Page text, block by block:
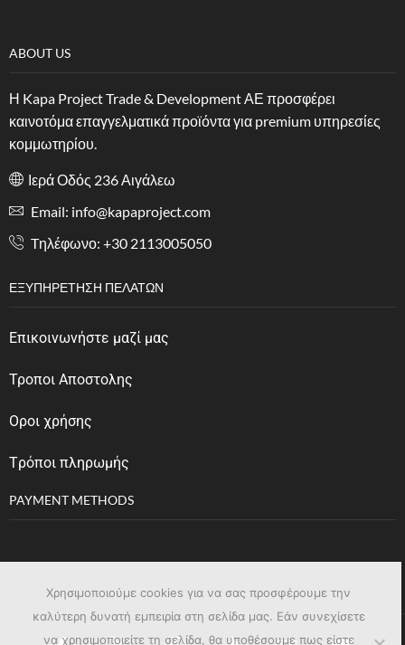
ABOUT US
Η Kapa Project Trade & Development ΑΕ προσφέρει
καινοτόμα επαγγελματικά προϊόντα για premium υπηρεσίες
κομμωτηρίου.
Ιερά Οδός 236 Αιγάλεω
Email: info@kapaproject.com
Tηλέφωνο: +30 2113005050
ΕΞΥΠΗΡΈΤΗΣΗ ΠΕΛΑΤΏΝ
Επικοινωνήστε μαζί μας
Τροποι Αποστολης
Οροι χρήσης
Tρόποι πληρωμής
PAYMENT METHODS
Χρησιμοποιούμε cookies για να σας προσφέρουμε την
καλύτερη δυνατή εμπειρία στη σελίδα μας. Εάν συνεχίσετε
να χρησιμοποιείτε τη σελίδα, θα υποθέσουμε πως είστε